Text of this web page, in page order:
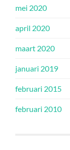
mei 2020
april 2020
maart 2020
januari 2019
februari 2015
februari 2010